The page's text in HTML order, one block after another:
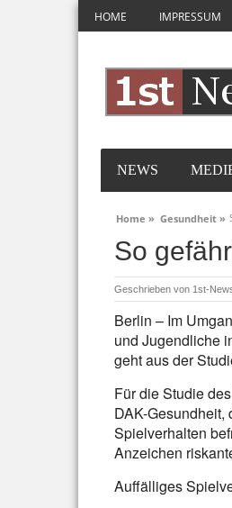
HOME IMPRESSUM
NEWS
Home » Gesundheit »
So
Geschrieben von 1st-
Berlin – Im
und Jugendliche
geht aus der
Für die Studie
DAK-
Spielverhalten
Anzeichen
Auffälliges